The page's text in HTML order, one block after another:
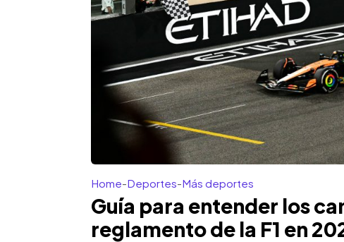
Home-Deportes-Más deportes
Guía para entender los
reglamento de la F1 en